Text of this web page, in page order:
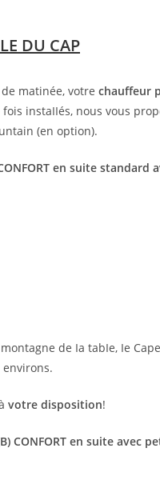
DU CAP
matinée, votre chauffeur
instaIIés, nous vous
(en option).
en suite standard
de Ia tabIe, Ie
environs.
votre disposition!
CONFORT en suite avec